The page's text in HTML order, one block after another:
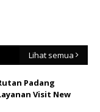
Lihat semua
Padang
Visit New